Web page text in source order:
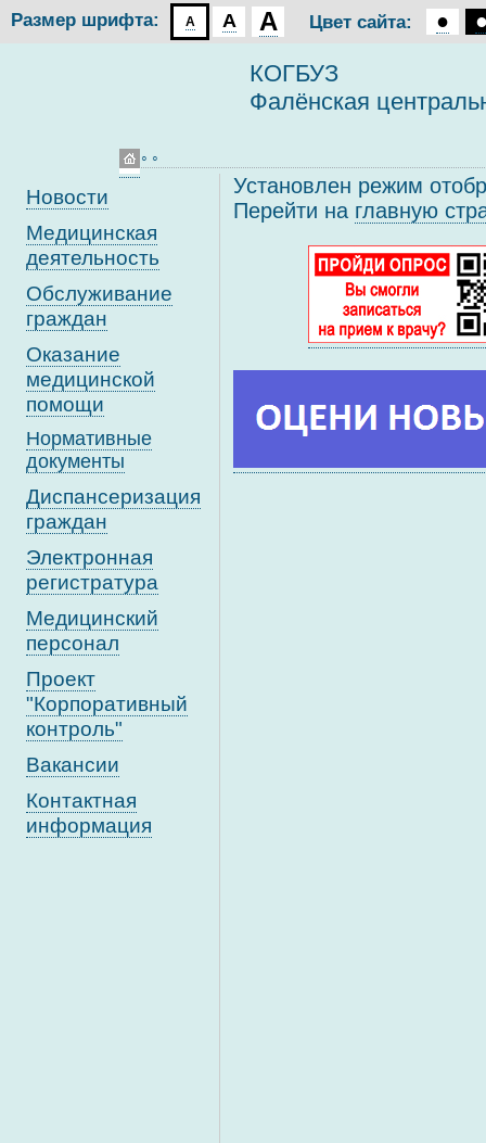
Размер шрифта: A A A Цвет сайта: ●
◦ ◦
КОГБУЗ
Фалёнская
Новости
Медицинская
деятельность
Обслуживание
граждан
Оказание
медицинской
помощи
Нормативные
документы
Диспансеризация
граждан
Электронная
регистратура
Медицинский
персонал
Проект
"Корпоративный
контроль"
Вакансии
Контактная
информация
Установлен режим
Перейти на главную